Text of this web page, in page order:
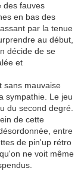
des fauves
en bas des
par la tenue
au début,
décide de se
et
sans mauvaise
sympathie. Le jeu
du second degré.
de cette
entre
de pin'up rétro
ne voit même